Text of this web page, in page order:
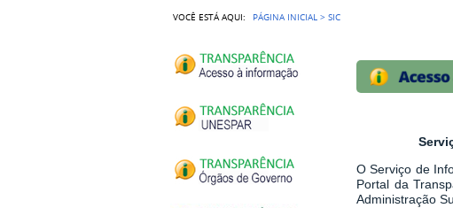
VOCÊ ESTÁ AQUI: PÁGINA INICIAL >SIC
O Serviço de
Portal da
Administração